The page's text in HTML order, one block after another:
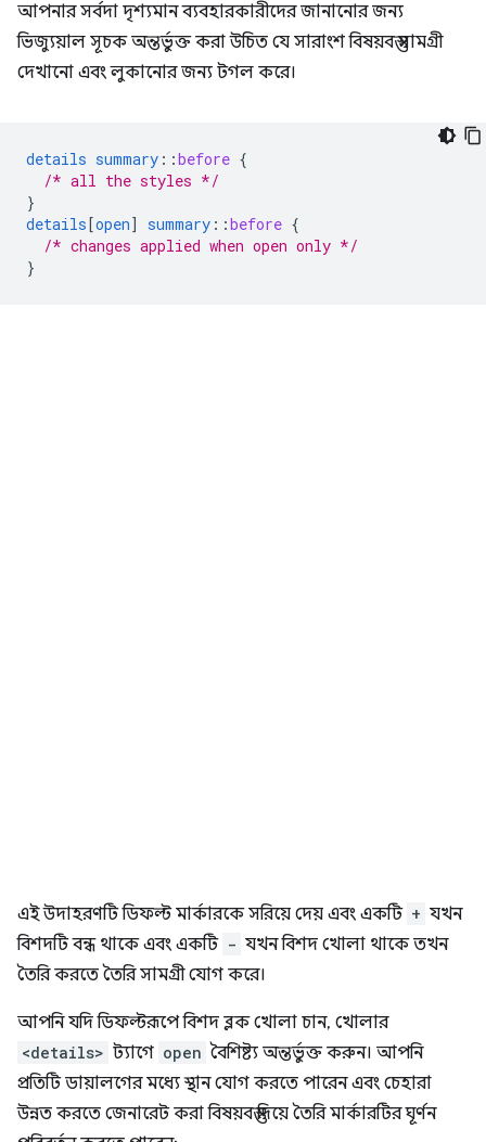
আপনার সর্বদা দৃশ্যমান ব্যবহারকারীদের জানানোর জন্য
ভিজ্যুয়াল সূচক অন্তর্ভুক্ত করা উচিত যে সারাংশ বিষয়বস্তু সামগ্রী
দেখানো এবং লুকানোর জন্য টগল করে।
details summary ::before {
/* all the styles */
}
details[open] summary ::before {
/* changes applied when open only */
}
এই উদাহরণটি ডিফল্ট মার্কারকে সরিয়ে দেয় এবং একটি + যখন
বিশদটি বন্ধ থাকে এবং একটি - যখন বিশদ খোলা থাকে তখন
তৈরি করতে তৈরি সামগ্রী যোগ করে।
আপনি যদি ডিফল্টরূপে বিশদ ব্লক খোলা চান, খোলার
<details> ট্যাগে open বৈশিষ্ট্য অন্তর্ভুক্ত করুন। আপনি
প্রতিটি ডায়ালগের মধ্যে স্থান যোগ করতে পারেন এবং চেহারা
উন্নত করতে জেনারেট করা বিষয়বস্তু দিয়ে তৈরি মার্কারটির ঘূর্ণন